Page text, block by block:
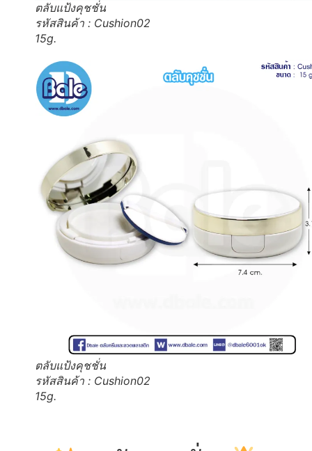
ตลับแป้งคุชชั่น
รหัสสินค้า : Cushion02
15g.
ตลับแป้งคุชชั่น
รหัสสินค้า : Cushion02
15g.